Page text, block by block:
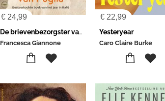
€ 24,99
De brievenbezorgster van Puglia
Francesca Giannone
€22,99
Yesteryear
Caro Claire Burke